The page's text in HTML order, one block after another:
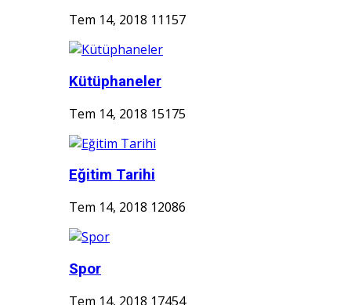
Tem 14, 2018 11157
Kütüphaneler
Tem 14, 2018 15175
Eğitim Tarihi
Tem 14, 2018 12086
Spor
Tem 14, 2018 17454